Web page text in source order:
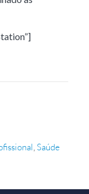
Saúde